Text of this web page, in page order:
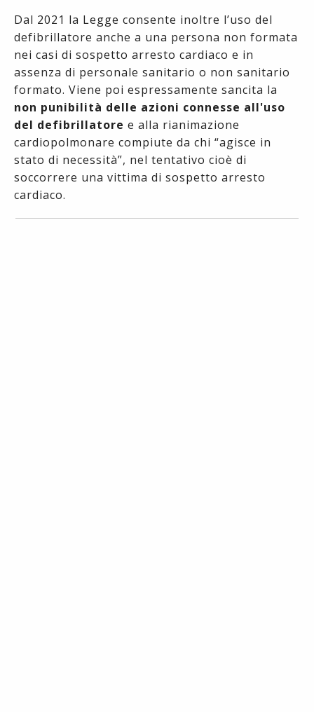
Dal 2021 la Legge consente inoltre l’uso del
defibrillatore anche a una persona non formata
nei casi di sospetto arresto cardiaco e in
assenza di personale sanitario o non sanitario
formato. Viene poi espressamente sancita la
non punibilità delle azioni connesse all'uso
del defibrillatore e alla rianimazione
cardiopolmonare compiute da chi “agisce in
stato di necessità”, nel tentativo cioè di
soccorrere una vittima di sospetto arresto
cardiaco.